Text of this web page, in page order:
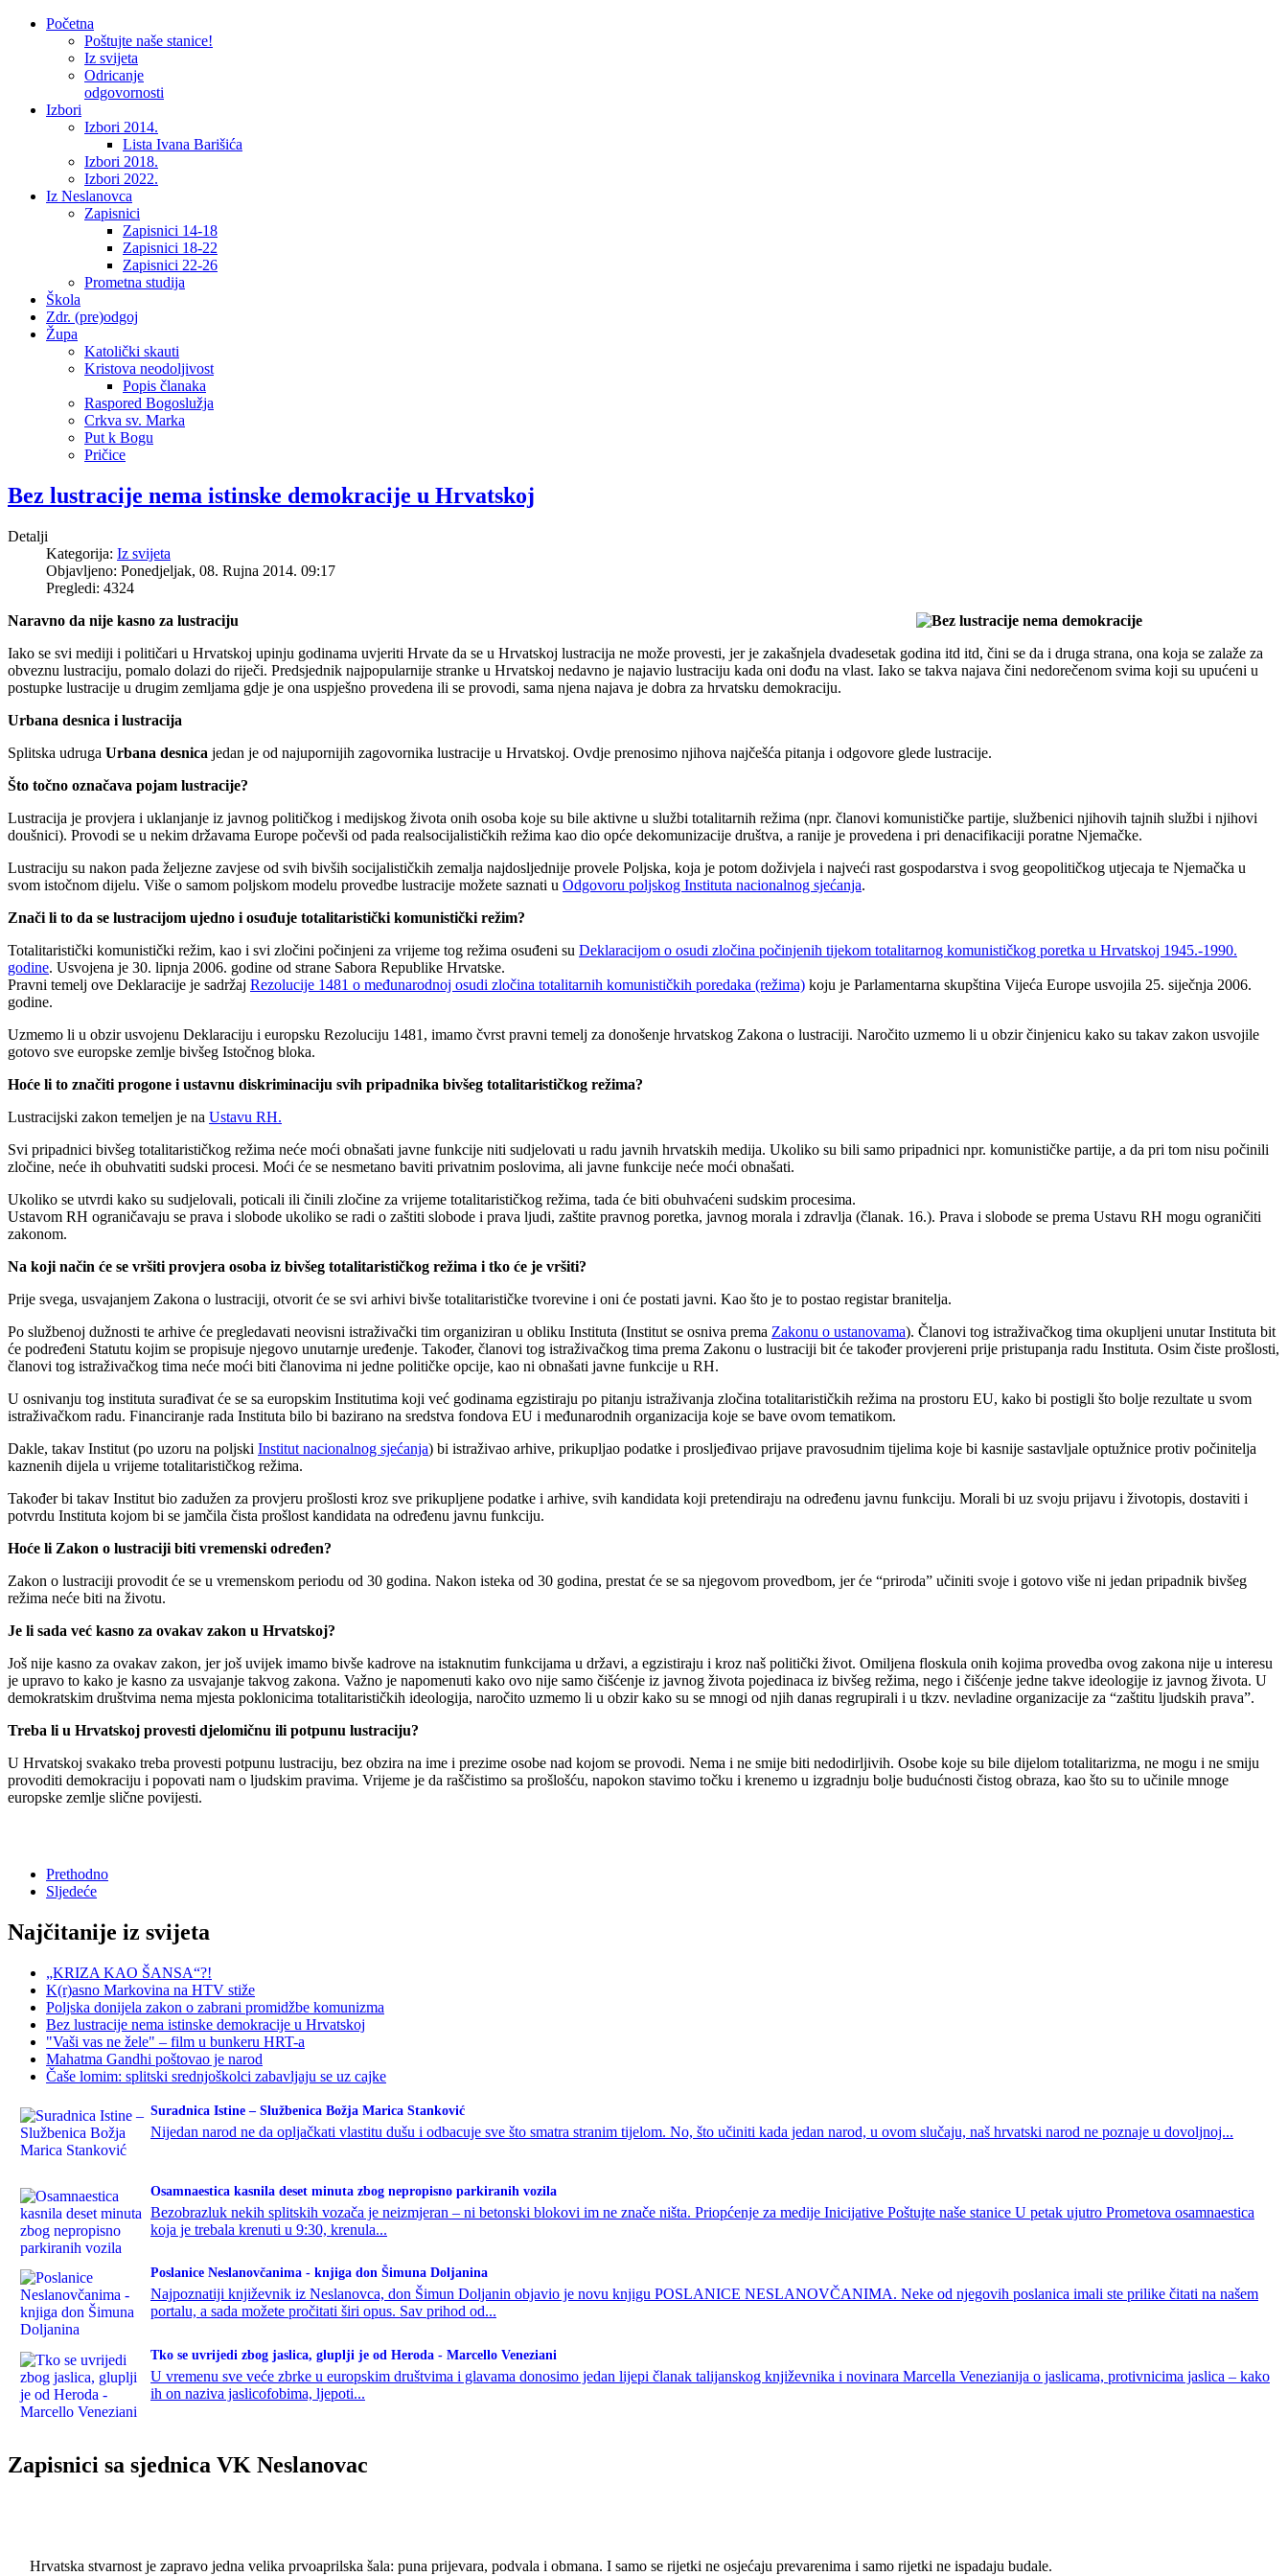
Početna
Poštujte naše stanice!
Iz svijeta
Odricanje
odgovornosti
Izbori
Izbori 2014.
Lista Ivana Barišića
Izbori 2018.
Izbori 2022.
Iz Neslanovca
Zapisnici
Zapisnici 14-18
Zapisnici 18-22
Zapisnici 22-26
Prometna studija
Škola
Zdr. (pre)odgoj
Župa
Katolički skauti
Kristova neodoljivost
Popis članaka
Raspored Bogoslužja
Crkva sv. Marka
Put k Bogu
Pričice
Bez lustracije nema istinske demokracije u Hrvatskoj
Detalji
Kategorija: Iz svijeta
Objavljeno: Ponedjeljak, 08. Rujna 2014. 09:17
Pregledi: 4324
Naravno da nije kasno za lustraciju
Iako se svi mediji i političari u Hrvatskoj upinju godinama uvjeriti Hrvate da se u Hrvatskoj lustracija ne može provesti, jer je zakašnjela dvadesetak godina itd itd, čini se da i druga strana, ona koja se zalaže za
obveznu lustraciju, pomalo dolazi do riječi. Predsjednik najpopularnije stranke u Hrvatskoj nedavno je najavio lustraciju kada oni dođu na vlast. Iako se takva najava čini nedorečenom svima koji su upućeni u
postupke lustracije u drugim zemljama gdje je ona uspješno provedena ili se provodi, sama njena najava je dobra za hrvatsku demokraciju.
Urbana desnica i lustracija
Splitska udruga Urbana desnica jedan je od najupornijih zagovornika lustracije u Hrvatskoj. Ovdje prenosimo njihova najčešća pitanja i odgovore glede lustracije.
Što točno označava pojam lustracije?
Lustracija je provjera i uklanjanje iz javnog političkog i medijskog života onih osoba koje su bile aktivne u službi totalitarnih režima (npr. članovi komunističke partije, službenici njihovih tajnih službi i njihovi
doušnici). Provodi se u nekim državama Europe počevši od pada realsocijalističkih režima kao dio opće dekomunizacije društva, a ranije je provedena i pri denacifikaciji poratne Njemačke.
Lustraciju su nakon pada željezne zavjese od svih bivših socijalističkih zemalja najdosljednije provele Poljska, koja je potom doživjela i najveći rast gospodarstva i svog geopolitičkog utjecaja te Njemačka u
svom istočnom dijelu. Više o samom poljskom modelu provedbe lustracije možete saznati u Odgovoru poljskog Instituta nacionalnog sjećanja.
Znači li to da se lustracijom ujedno i osuđuje totalitaristički komunistički režim?
Totalitaristički komunistički režim, kao i svi zločini počinjeni za vrijeme tog režima osuđeni su Deklaracijom o osudi zločina počinjenih tijekom totalitarnog komunističkog poretka u Hrvatskoj 1945.-1990.
godine. Usvojena je 30. lipnja 2006. godine od strane Sabora Republike Hrvatske.
Pravni temelj ove Deklaracije je sadržaj Rezolucije 1481 o međunarodnoj osudi zločina totalitarnih komunističkih poredaka (režima) koju je Parlamentarna skupština Vijeća Europe usvojila 25. siječnja 2006.
godine.
Uzmemo li u obzir usvojenu Deklaraciju i europsku Rezoluciju 1481, imamo čvrst pravni temelj za donošenje hrvatskog Zakona o lustraciji. Naročito uzmemo li u obzir činjenicu kako su takav zakon usvojile
gotovo sve europske zemlje bivšeg Istočnog bloka.
Hoće li to značiti progone i ustavnu diskriminaciju svih pripadnika bivšeg totalitarističkog režima?
Lustracijski zakon temeljen je na Ustavu RH.
Svi pripadnici bivšeg totalitarističkog režima neće moći obnašati javne funkcije niti sudjelovati u radu javnih hrvatskih medija. Ukoliko su bili samo pripadnici npr. komunističke partije, a da pri tom nisu počinili
zločine, neće ih obuhvatiti sudski procesi. Moći će se nesmetano baviti privatnim poslovima, ali javne funkcije neće moći obnašati.
Ukoliko se utvrdi kako su sudjelovali, poticali ili činili zločine za vrijeme totalitarističkog režima, tada će biti obuhvaćeni sudskim procesima.
Ustavom RH ograničavaju se prava i slobode ukoliko se radi o zaštiti slobode i prava ljudi, zaštite pravnog poretka, javnog morala i zdravlja (članak. 16.). Prava i slobode se prema Ustavu RH mogu ograničiti
zakonom.
Na koji način će se vršiti provjera osoba iz bivšeg totalitarističkog režima i tko će je vršiti?
Prije svega, usvajanjem Zakona o lustraciji, otvorit će se svi arhivi bivše totalitarističke tvorevine i oni će postati javni. Kao što je to postao registar branitelja.
Po službenoj dužnosti te arhive će pregledavati neovisni istraživački tim organiziran u obliku Instituta (Institut se osniva prema Zakonu o ustanovama). Članovi tog istraživačkog tima okupljeni unutar Instituta bit
će podređeni Statutu kojim se propisuje njegovo unutarnje uređenje. Također, članovi tog istraživačkog tima prema Zakonu o lustraciji bit će također provjereni prije pristupanja radu Instituta. Osim čiste prošlosti,
članovi tog istraživačkog tima neće moći biti članovima ni jedne političke opcije, kao ni obnašati javne funkcije u RH.
U osnivanju tog instituta surađivat će se sa europskim Institutima koji već godinama egzistiraju po pitanju istraživanja zločina totalitarističkih režima na prostoru EU, kako bi postigli što bolje rezultate u svom
istraživačkom radu. Financiranje rada Instituta bilo bi bazirano na sredstva fondova EU i međunarodnih organizacija koje se bave ovom tematikom.
Dakle, takav Institut (po uzoru na poljski Institut nacionalnog sjećanja) bi istraživao arhive, prikupljao podatke i prosljeđivao prijave pravosudnim tijelima koje bi kasnije sastavljale optužnice protiv počinitelja
kaznenih dijela u vrijeme totalitarističkog režima.
Također bi takav Institut bio zadužen za provjeru prošlosti kroz sve prikupljene podatke i arhive, svih kandidata koji pretendiraju na određenu javnu funkciju. Morali bi uz svoju prijavu i životopis, dostaviti i
potvrdu Instituta kojom bi se jamčila čista prošlost kandidata na određenu javnu funkciju.
Hoće li Zakon o lustraciji biti vremenski određen?
Zakon o lustraciji provodit će se u vremenskom periodu od 30 godina. Nakon isteka od 30 godina, prestat će se sa njegovom provedbom, jer će “priroda” učiniti svoje i gotovo više ni jedan pripadnik bivšeg
režima neće biti na životu.
Je li sada već kasno za ovakav zakon u Hrvatskoj?
Još nije kasno za ovakav zakon, jer još uvijek imamo bivše kadrove na istaknutim funkcijama u državi, a egzistiraju i kroz naš politički život. Omiljena floskula onih kojima provedba ovog zakona nije u interesu
je upravo to kako je kasno za usvajanje takvog zakona. Važno je napomenuti kako ovo nije samo čišćenje iz javnog života pojedinaca iz bivšeg režima, nego i čišćenje jedne takve ideologije iz javnog života. U
demokratskim društvima nema mjesta poklonicima totalitarističkih ideologija, naročito uzmemo li u obzir kako su se mnogi od njih danas regrupirali i u tkzv. nevladine organizacije za “zaštitu ljudskih prava”.
Treba li u Hrvatskoj provesti djelomičnu ili potpunu lustraciju?
U Hrvatskoj svakako treba provesti potpunu lustraciju, bez obzira na ime i prezime osobe nad kojom se provodi. Nema i ne smije biti nedodirljivih. Osobe koje su bile dijelom totalitarizma, ne mogu i ne smiju
provoditi demokraciju i popovati nam o ljudskim pravima. Vrijeme je da raščistimo sa prošlošću, napokon stavimo točku i krenemo u izgradnju bolje budućnosti čistog obraza, kao što su to učinile mnoge
europske zemlje slične povijesti.
Prethodno
Sljedeće
Najčitanije iz svijeta
„KRIZA KAO ŠANSA“?!
K(r)asno Markovina na HTV stiže
Poljska donijela zakon o zabrani promidžbe komunizma
Bez lustracije nema istinske demokracije u Hrvatskoj
"Vaši vas ne žele" – film u bunkeru HRT-a
Mahatma Gandhi poštovao je narod
Čaše lomim: splitski srednjoškolci zabavljaju se uz cajke
Suradnica Istine – Službenica Božja Marica Stanković
Nijedan narod ne da opljačkati vlastitu dušu i odbacuje sve što smatra stranim tijelom. No, što učiniti kada jedan narod, u ovom slučaju, naš hrvatski narod ne poznaje u dovoljnoj...
Osamnaestica kasnila deset minuta zbog nepropisno parkiranih vozila
Bezobrazluk nekih splitskih vozača je neizmjeran – ni betonski blokovi im ne znače ništa. Priopćenje za medije Inicijative Poštujte naše stanice U petak ujutro Prometova osamnaestica
koja je trebala krenuti u 9:30, krenula...
Poslanice Neslanovčanima - knjiga don Šimuna Doljanina
Najpoznatiji književnik iz Neslanovca, don Šimun Doljanin objavio je novu knjigu POSLANICE NESLANOVČANIMA. Neke od njegovih poslanica imali ste prilike čitati na našem
portalu, a sada možete pročitati širi opus. Sav prihod od...
Tko se uvrijedi zbog jaslica, gluplji je od Heroda - Marcello Veneziani
U vremenu sve veće zbrke u europskim društvima i glavama donosimo jedan lijepi članak talijanskog književnika i novinara Marcella Venezianija o jaslicama, protivnicima jaslica – kako
ih on naziva jaslicofobima, ljepoti...
Zapisnici sa sjednica VK Neslanovac
Hrvatska stvarnost je zapravo jedna velika prvoaprilska šala: puna prijevara, podvala i obmana. I samo se rijetki ne osjećaju prevarenima i samo rijetki ne ispadaju budale.